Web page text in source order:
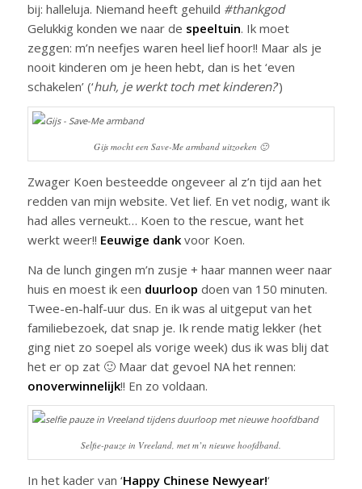
bij: halleluja. Niemand heeft gehuild #thankgod
Gelukkig konden we naar de speeltuin. Ik moet
zeggen: m’n neefjes waren heel lief hoor!! Maar als je
nooit kinderen om je heen hebt, dan is het ‘even
schakelen’ (‘huh, je werkt toch met kinderen?‘)
Gijs mocht een Save-Me armband uitzoeken 🙂
Zwager Koen besteedde ongeveer al z’n tijd aan het
redden van mijn website. Vet lief. En vet nodig, want ik
had alles verneukt… Koen to the rescue, want het
werkt weer!! Eeuwige dankvoor Koen.
Na de lunch gingen m’n zusje + haar mannen weer naar
huis en moest ik een duurloop doen van 150 minuten.
Twee-en-half-uur dus. En ik was al uitgeput van het
familiebezoek, dat snap je. Ik rende matig lekker (het
ging niet zo soepel als vorige week) dus ik was blij dat
het er op zat 🙂 Maar dat gevoel NA het rennen:
onoverwinnelijk!! En zo voldaan.
Selfie-pauze in Vreeland, met m’n nieuwe hoofdband.
In het kader van ‘Happy Chinese Newyear!‘